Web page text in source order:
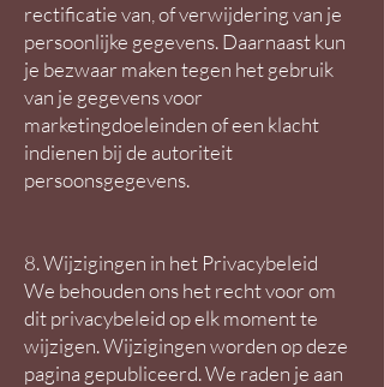
rectificatie van, of verwijdering van je
persoonlijke gegevens. Daarnaast kun
je bezwaar maken tegen het gebruik
van je gegevens voor
marketingdoeleinden of een klacht
indienen bij de autoriteit
persoonsgegevens.
8. Wijzigingen in het Privacybeleid
We behouden ons het recht voor om
dit privacybeleid op elk moment te
wijzigen. Wijzigingen worden op deze
pagina gepubliceerd. We raden je aan